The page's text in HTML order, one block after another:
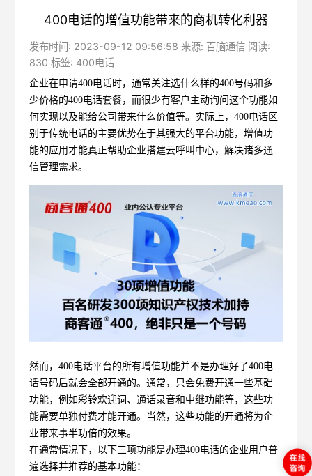
400电话的增值功能带来的商机转化利器
发布时间: 2023-09-12 09:56:58 来源: 百脑通信 阅读:
830 标签: 400电话
企业在申请400电话时，通常关注选什么样的400号码和多
少价格的400电话套餐，而很少有客户主动询问这个功能如
何实现以及能给公司带来什么价值等。实际上，400电话区
别于传统电话的主要优势在于其强大的平台功能，增值功
能的应用才能真正帮助企业搭建云呼叫中心，解决诸多通
信管理需求。
然而，400电话平台的所有增值功能并不是办理好了400电
话号码后就会全部开通的。通常，只会免费开通一些基础
功能，例如彩铃欢迎词、通话录音和中继功能等，这些功
能需要单独付费才能开通。当然，这些功能的开通将为企
业带来事半功倍的效果。
在通常情况下，以下三项功能是办理400电话的企业用户普
遍选择并推荐的基本功能：